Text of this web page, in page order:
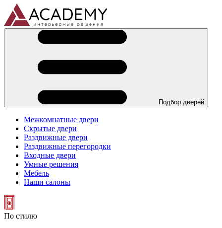
Подбор дверей
Межкомнатные двери
Скрытые двери
Раздвижные двери
Раздвижные перегородки
Входные двери
Умные решения
Мебель
Наши салоны
По стилю